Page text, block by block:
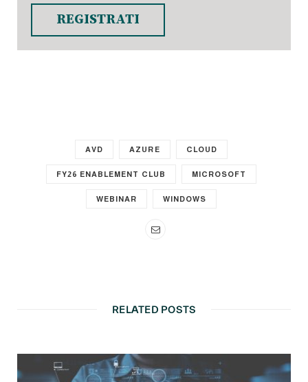
REGISTRATI
AVD AZURE CLOUD
FY26 ENABLEMENT CLUB MICROSOFT
WEBINAR WINDOWS
RELATED POSTS